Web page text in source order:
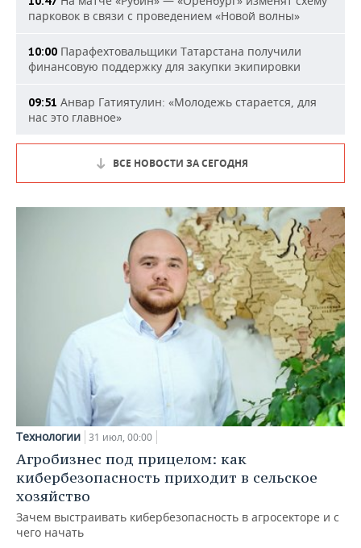
парковок в связи с проведением «Новой волны»
10:00 Парафехтовальщики Татарстана получили
финансовую поддержку для закупки экипировки
09:51 Анвар Гатиятулин: «Молодежь старается, для
нас это главное»
ВСЕ НОВОСТИ ЗА СЕГОДНЯ
Технологии 31 июл, 00:00
Агробизнес под прицелом: как
кибербезопасность приходит в сельское
хозяйство
Зачем выстраивать кибербезопасность в агросекторе и с
чего начать